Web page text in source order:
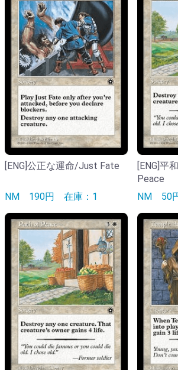
[ENG]公正な運命/Just Fate
NM 190円 在庫：1
[ENG]平
Peace
NM 50